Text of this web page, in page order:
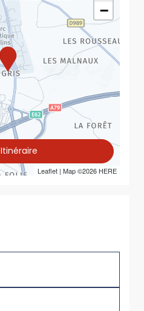
−
Leaflet | Map ©2026 HERE
Itinéraire